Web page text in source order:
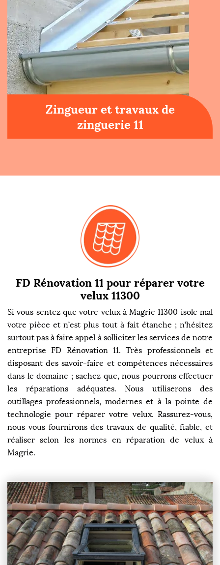
Zingueur et travaux de
zinguerie 11
FD Rénovation 11 pour réparer votre
velux 11300
Si vous sentez que votre velux à Magrie 11300 isole mal
votre pièce et n’est plus tout à fait étanche ; n’hésitez
surtout pas à faire appel à solliciter les services de notre
entreprise FD Rénovation 11. Très professionnels et
disposant des savoir-faire et compétences nécessaires
dans le domaine ; sachez que, nous pourrons effectuer
les réparations adéquates. Nous utiliserons des
outillages professionnels, modernes et à la pointe de
technologie pour réparer votre velux. Rassurez-vous,
nous vous fournirons des travaux de qualité, fiable, et
réaliser selon les normes en réparation de velux à
Magrie.